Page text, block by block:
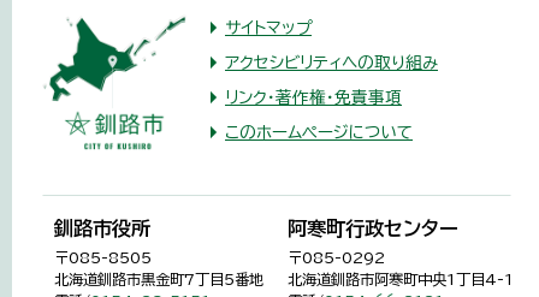
サイトマップ
アクセシビリティへの取り組み
リンク・著作権・免責事項
このホームページについて
釧路市役所
〒085-8505
北海道釧路市黒金町7丁目5番地
阿寒町行政センター
〒085-0292
北海道釧路市阿寒町中央1丁目4-1